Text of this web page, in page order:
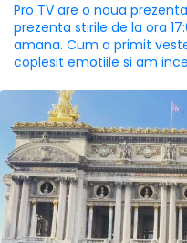
Pro TV are o noua
prezenta stirile de la ora
amana. Cum a primit
coplesit emotiile si am